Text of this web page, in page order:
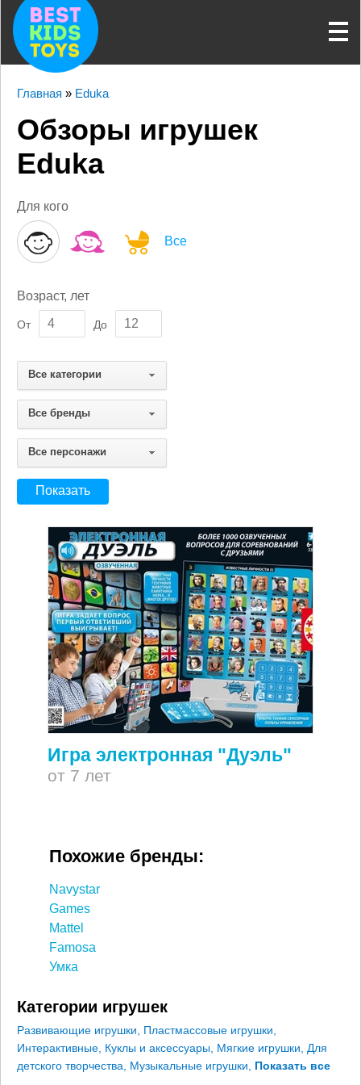
Главная » Eduka
Обзоры игрушек
Eduka
Для кого
Все
Возраст, лет
От До
Все категории
Все бренды
Все персонажи
Игра электронная "Дуэль"
от 7 лет
Похожие бренды:
Navystar
Games
Mattel
Famosa
Умка
Категории игрушек
Развивающие игрушки Пластмассовые игрушки
Интерактивные Куклы и аксессуары Мягкие игрушки
Для
детского творчества
Музыкальные игрушки Показать все